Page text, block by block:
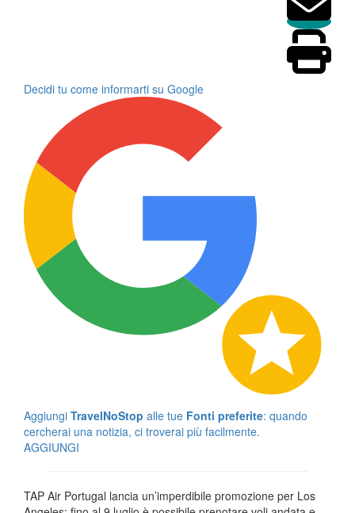
Decidi tu come informarti su Google
Aggiungi TravelNoStop alle tue Fonti preferite: quando
cercherai una notizia, ci troverai più facilmente.
AGGIUNGI
TAP Air Portugal lancia un’imperdibile promozione per Los